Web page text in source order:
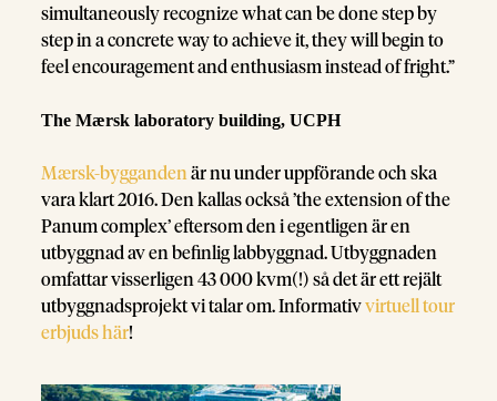
simultaneously recognize what can be done step by
step in a concrete way to achieve it, they will begin to
feel encouragement and enthusiasm instead of fright.”
The Mærsk laboratory building, UCPH
Mærsk-bygganden är nu under uppförande och ska
vara klart 2016. Den kallas också ’the extension of the
Panum complex’ eftersom den i egentligen är en
utbyggnad av en befinlig labbyggnad. Utbyggnaden
omfattar visserligen 43 000 kvm(!) så det är ett rejält
utbyggnadsprojekt vi talar om. Informativvirtuell tour
erbjuds här!